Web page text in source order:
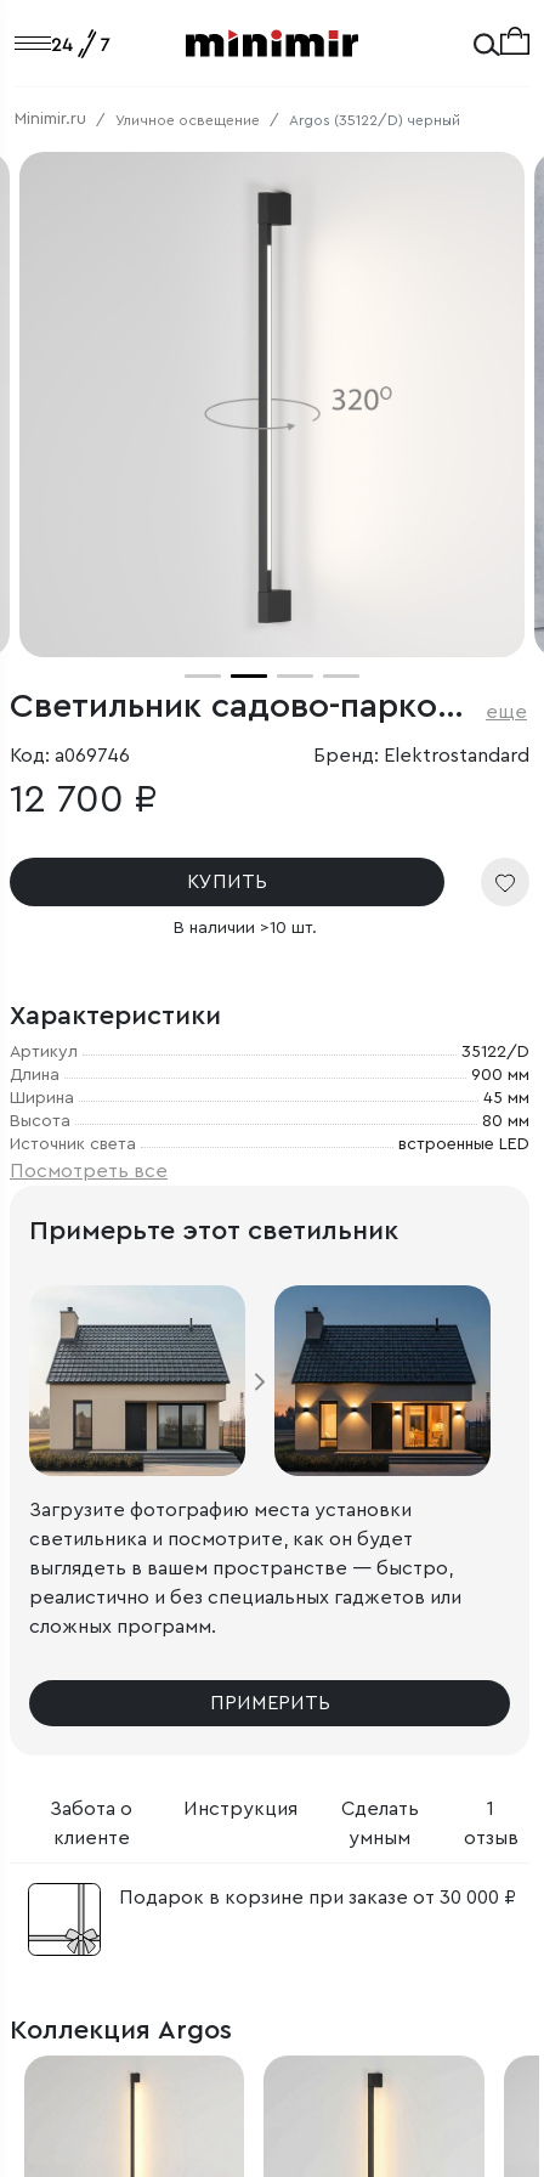
Minimir.ru Уличное освещение Argos (35122/D) черный
Светильник садово-парковый поворотный Argos 8W 4000K черный еще
Код: a069746 Бренд: Elektrostandard
12 700 ₽
КУПИТЬ
В наличии >10 шт.
Характеристики
Артикул
35122/D
Длина
900 мм
Ширина
45 мм
Высота
80 мм
Источник света
встроенные LED
Посмотреть все
Забота о
клиенте
Инструкция
Сделать
умным
1
отзыв
Подарок в корзине при заказе от 30 000 ₽
Примерьте этот светильник
Загрузите фотографию места установки
светильника и посмотрите, как он будет
выглядеть в вашем пространстве — быстро,
реалистично и без специальных гаджетов или
сложных программ.
ПРИМЕРИТЬ
Коллекция Argos